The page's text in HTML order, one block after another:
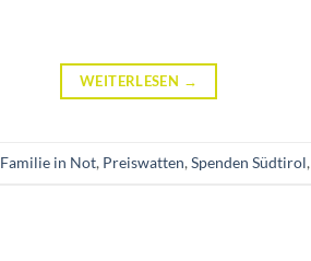
WEITERLESEN →
Familie in Not, Preiswatten,Spenden Südtirol,